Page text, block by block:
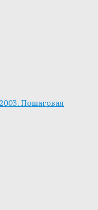
Пошаговая